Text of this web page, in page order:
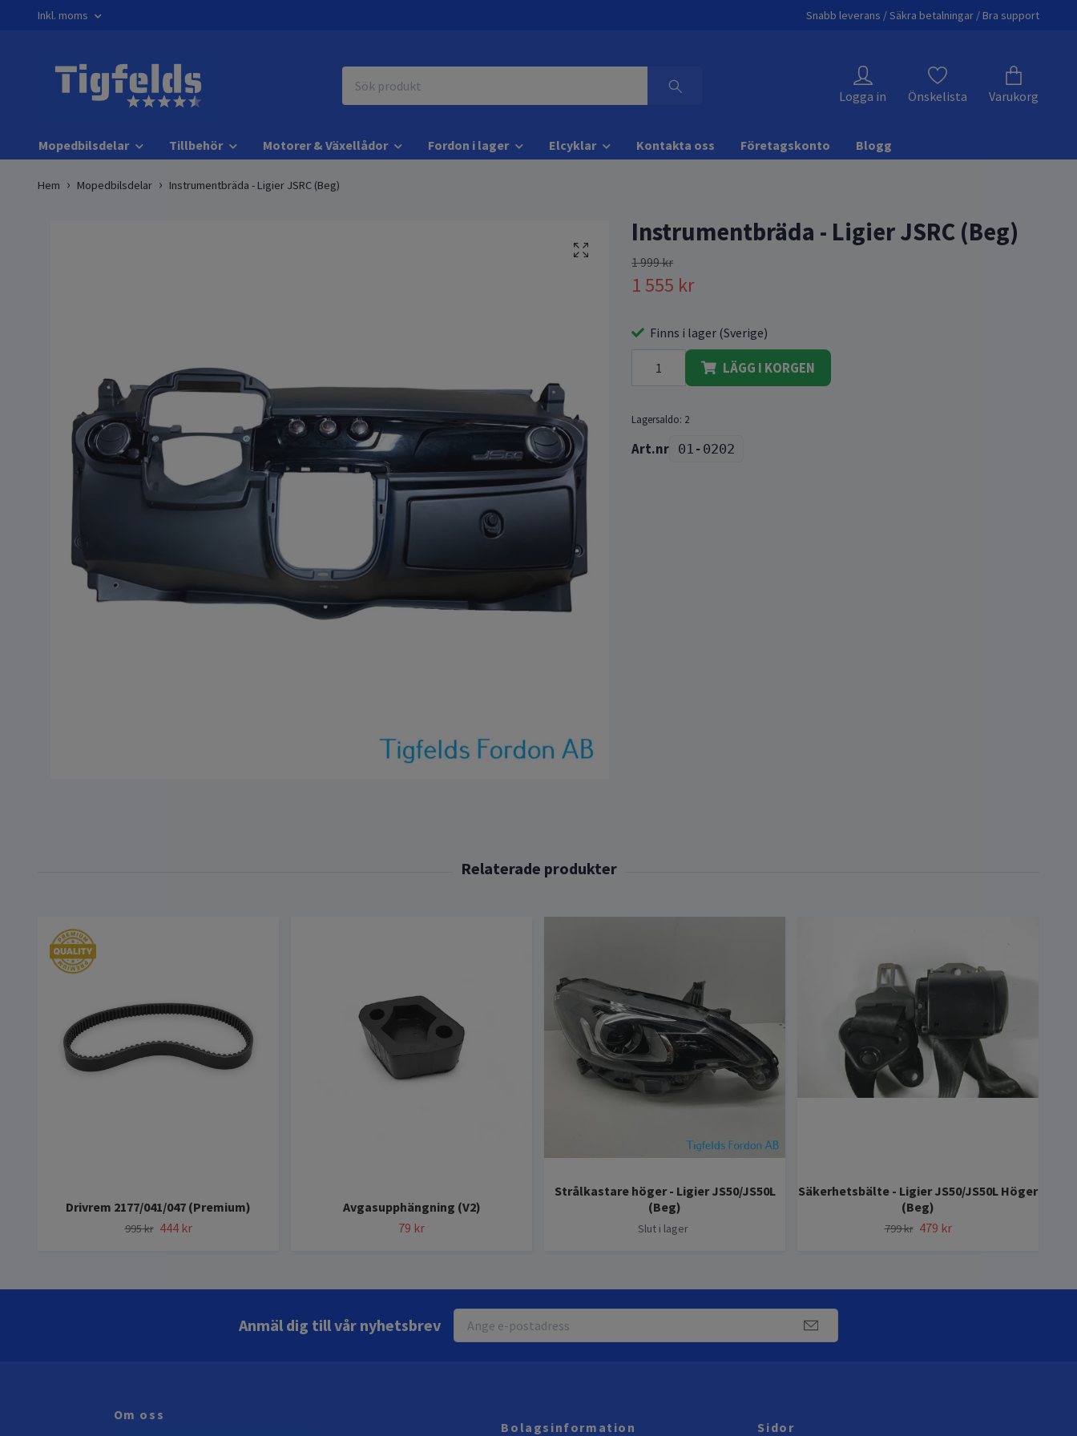
Inkl. moms Snabb leverans / Säkra betalningar / Bra support
Logga in Önskelista Varukorg
Mopedbilsdelar Tillbehör Motorer & Växellådor Fordon i lager Elcyklar Kontakta oss Företagskonto Blogg
Hem Mopedbilsdelar Instrumentbräda - Ligier JSRC (Beg)
Instrumentbräda - Ligier JSRC (Beg)
1 999 kr
1 555 kr
Finns i lager (Sverige)
LÄGG I KORGEN
Lagersaldo: 2
01-0202
Drivrem 2177/041/047 (Premium)
995 kr 444 kr
Avgasupphängning (V2)
79 kr
Strålkastare höger - Ligier JS50/JS50L
(Beg)
Slut i lager
Säkerhetsbälte - Ligier JS50/JS50L Höger
(Beg)
799 kr 479 kr
Anmäl dig till vår nyhetsbrev
Om oss
Bolagsinformation
Sidor